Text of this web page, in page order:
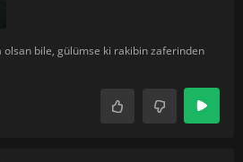
olsan bile, gülümse ki rakibin zaferinden